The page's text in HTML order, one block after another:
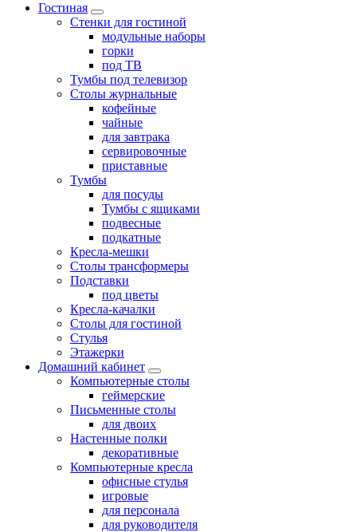
Гостиная
Стенки для гостиной
модульные наборы
горки
под ТВ
Тумбы под телевизор
Столы журнальные
кофейные
чайные
для завтрака
сервировочные
приставные
Тумбы
для посуды
Тумбы с ящиками
подвесные
подкатные
Кресла-мешки
Столы трансформеры
Подставки
под цветы
Кресла-качалки
Столы для гостиной
Стулья
Этажерки
Домашний кабинет
Компьютерные столы
геймерские
Письменные столы
для двоих
Настенные полки
декоративные
Компьютерные кресла
офисные стулья
игровые
для персонала
для руководителя